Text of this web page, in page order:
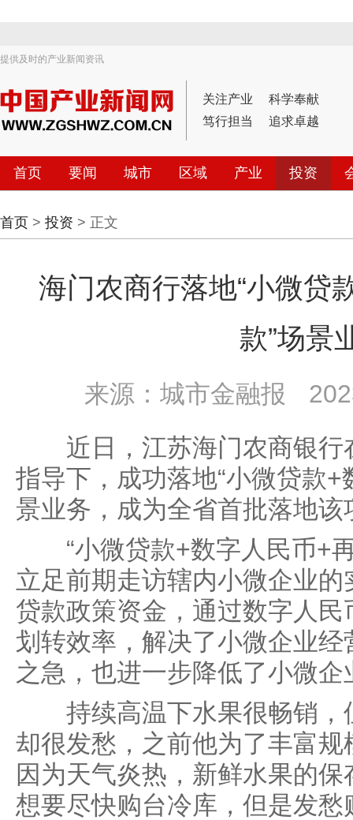
提供及时的产业新闻资讯
关注产业
科学奉献
笃行担当
追求卓越
首页 要闻 城市 区域 产业 投资
首页 > 投资 > 正文
海门农商行落地“小微贷
款”场景
来源：城市金融报
近日，江苏海门农商银行
指导下，成功落地“小微贷款+
景业务，成为全省首批落地
“小微贷款+数字人民币+再
立足前期走访辖内小微企业
贷款政策资金，通过数字人
划转效率，解决了小微企业
之急，也进一步降低了小微
持续高温下水果很畅销，
却很发愁，之前他为了丰富
因为天气炎热，新鲜水果的
想要尽快购台冷库，但是发